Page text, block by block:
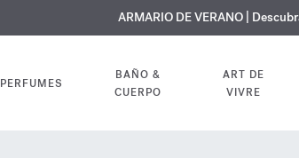
EXCLUSIVO | Descubra la nueva
GRABADO GRATUITO | En todas las
ARMARIO DE VERANO |
PERFUMES
BAÑO &
CUERPO
ART DE
VIVRE